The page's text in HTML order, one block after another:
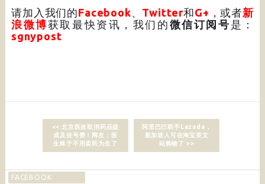
请加入我们的Facebook、 Twitter和G+ ，或者新
浪微博获取最快资讯，我们的 微信订阅号 是：
sgnypost
<< 北京医改取消药品提
成及挂号费！网友：医
生终于不用卖药为生了
阿里巴巴联手Lazada，
新加坡人可在淘宝英文
站购物了 >>
FACEBOOK